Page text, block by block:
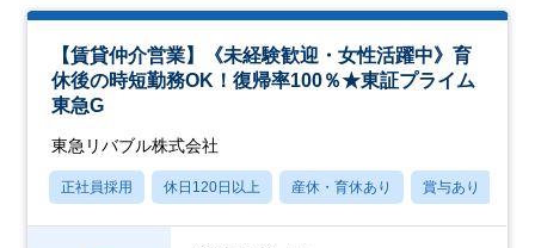
【賃貸仲介営業】《未経験歓迎・女性活躍中》育
休後の時短勤務OK！復帰率100％★東証プライム
東急G
東急リバブル株式会社
正社員採用 休日120日以上 産休・育休あり 賞与あり